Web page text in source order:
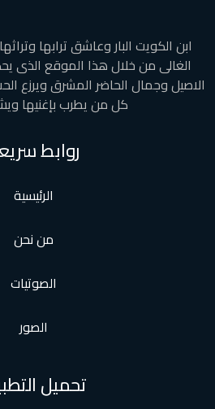
ابن الكويت البار وعاشق ترابها
الغالى من خلال هذا الموقع الذى
الاصيل وجمال الحاضر المشرق ويرزع
كل من يطرب بإغنيها
روابط
الرئيسية
من نحن
الصوتيات
الصور
تحميل